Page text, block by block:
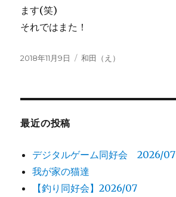
ます(笑)
それではまた！
投
2018年11月9日
カ
和田（え）
最近の投稿
デジタルゲーム同好会 2026/07
我が家の猫達
【釣り同好会】2026/07